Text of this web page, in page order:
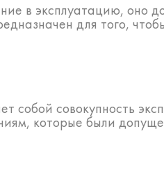
в эксплуатацию, оно
для того,
собой совокупность
которые были